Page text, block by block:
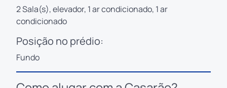
2 Sala(s), elevador, 1 ar condicionado, 1 ar
condicionado
Posição no prédio:
Fundo